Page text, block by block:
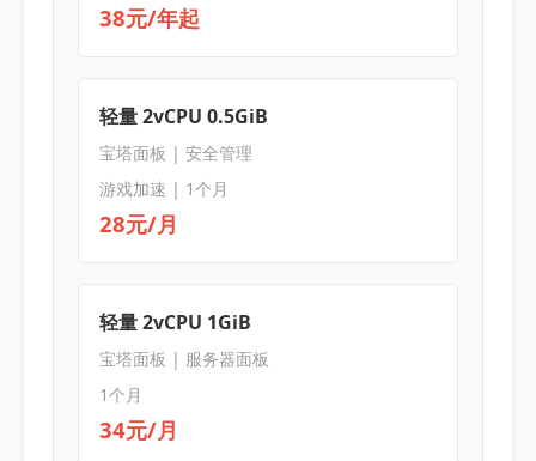
38元/年起
轻量 2vCPU 0.5GiB
宝塔面板 | 安全管理
游戏加速 | 1个月
28元/月
轻量 2vCPU 1GiB
宝塔面板 | 服务器面板
1个月
34元/月